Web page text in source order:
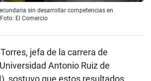
sin desarrollar competencias en
El Comercio
jefa de la carrera de
Antonio Ruiz de
sostuvo que estos resultados